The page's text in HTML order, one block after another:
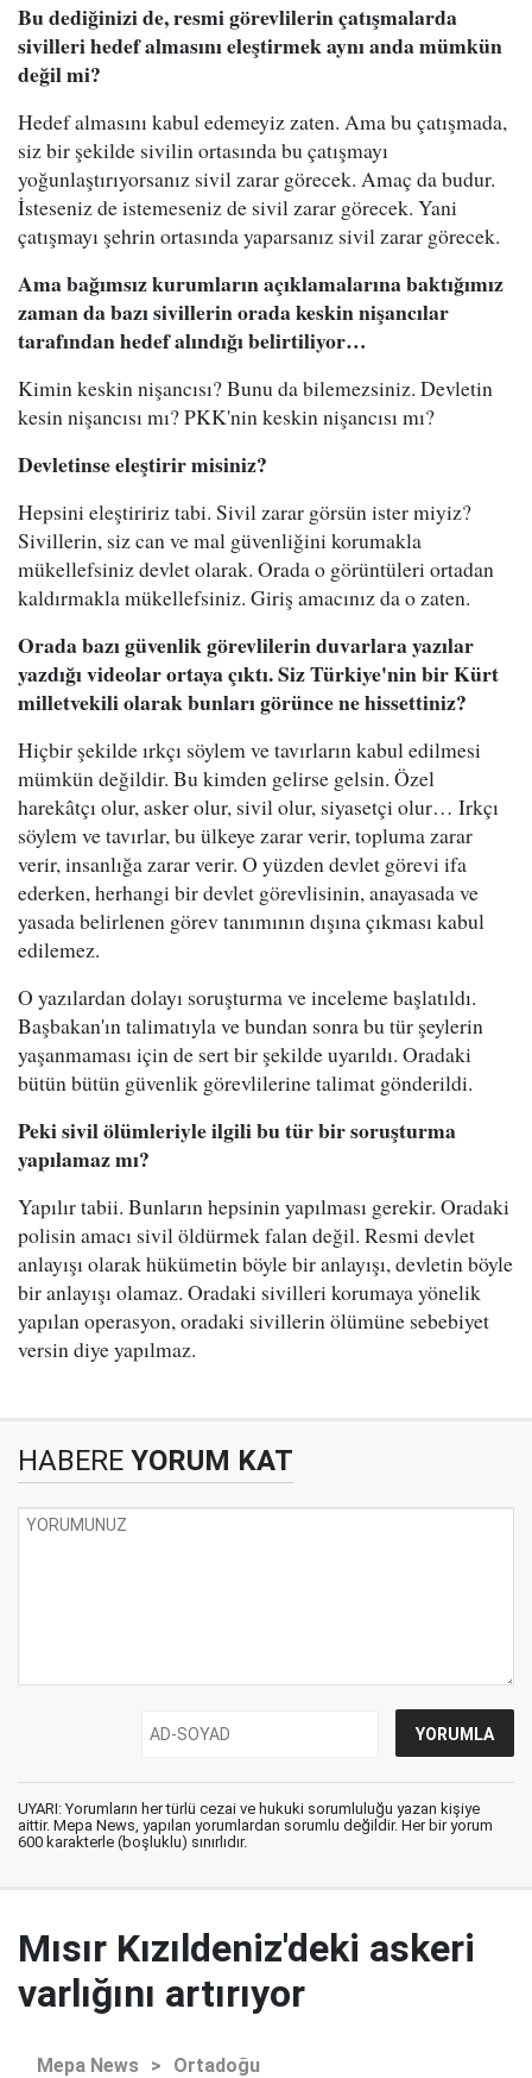
Bu dediğinizi de, resmi görevlilerin çatışmalarda
sivilleri hedef almasını eleştirmek aynı anda mümkün
değil mi?
Hedef almasını kabul edemeyiz zaten. Ama bu çatışmada,
siz bir şekilde sivilin ortasında bu çatışmayı
yoğunlaştırıyorsanız sivil zarar görecek. Amaç da budur.
İsteseniz de istemeseniz de sivil zarar görecek. Yani
çatışmayı şehrin ortasında yaparsanız sivil zarar görecek.
Ama bağımsız kurumların açıklamalarına baktığımız
zaman da bazı sivillerin orada keskin nişancılar
tarafından hedef alındığı belirtiliyor…
Kimin keskin nişancısı? Bunu da bilemezsiniz. Devletin
kesin nişancısı mı? PKK'nin keskin nişancısı mı?
Devletinse eleştirir misiniz?
Hepsini eleştiririz tabi. Sivil zarar görsün ister miyiz?
Sivillerin, siz can ve mal güvenliğini korumakla
mükellefsiniz devlet olarak. Orada o görüntüleri ortadan
kaldırmakla mükellefsiniz. Giriş amacınız da o zaten.
Orada bazı güvenlik görevlilerin duvarlara yazılar
yazdığı videolar ortaya çıktı. Siz Türkiye'nin bir Kürt
milletvekili olarak bunları görünce ne hissettiniz?
Hiçbir şekilde ırkçı söylem ve tavırların kabul edilmesi
mümkün değildir. Bu kimden gelirse gelsin. Özel
harekâtçı olur, asker olur, sivil olur, siyasetçi olur… Irkçı
söylem ve tavırlar, bu ülkeye zarar verir, topluma zarar
verir, insanlığa zarar verir. O yüzden devlet görevi ifa
ederken, herhangi bir devlet görevlisinin, anayasada ve
yasada belirlenen görev tanımının dışına çıkması kabul
edilemez.
O yazılardan dolayı soruşturma ve inceleme başlatıldı.
Başbakan'ın talimatıyla ve bundan sonra bu tür şeylerin
yaşanmaması için de sert bir şekilde uyarıldı. Oradaki
bütün bütün güvenlik görevlilerine talimat gönderildi.
Peki sivil ölümleriyle ilgili bu tür bir soruşturma
yapılamaz mı?
Yapılır tabii. Bunların hepsinin yapılması gerekir. Oradaki
polisin amacı sivil öldürmek falan değil. Resmi devlet
anlayışı olarak hükümetin böyle bir anlayışı, devletin böyle
bir anlayışı olamaz. Oradaki sivilleri korumaya yönelik
yapılan operasyon, oradaki sivillerin ölümüne sebebiyet
versin diye yapılmaz.
HABERE YORUM KAT
UYARI: Yorumların her türlü cezai ve hukuki sorumluluğu yazan kişiye
aittir. Mepa News, yapılan yorumlardan sorumlu değildir. Her bir yorum
600 karakterle (boşluklu) sınırlıdır.
Mısır Kızıldeniz'deki askeri
varlığını artırıyor
Mepa News > Ortadoğu